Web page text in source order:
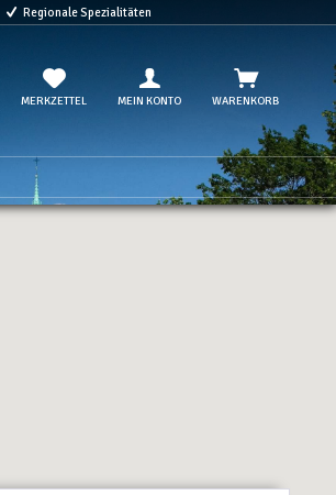
Regionale Spezialitäten
MERKZETTEL MEIN KONTO WARENKORB